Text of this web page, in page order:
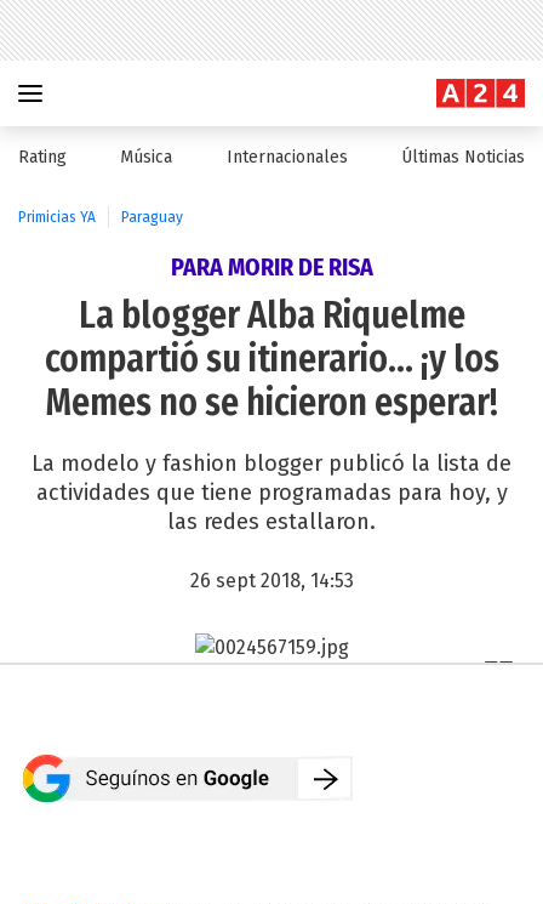
Rating Música Internacionales Últimas Noticias
Primicias YA Paraguay
PARA MORIR DE RISA
La blogger Alba Riquelme
compartió su itinerario... ¡y los
Memes no se hicieron esperar!
La modelo y fashion blogger publicó la lista de
actividades que tiene programadas para hoy, y
las redes estallaron.
26 sept 2018, 14:53